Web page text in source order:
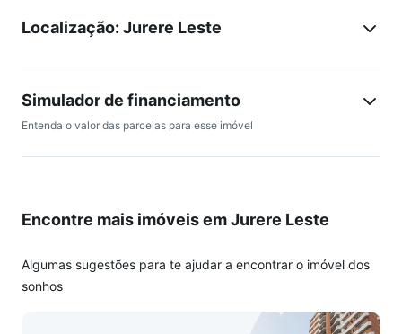
praia e próximo de mercados, padarias, e demais comércios
Condomínio conta com piscina e salão de festas no ático. Na
quadra do mar, em Jurerê"
Localização: Jurere Leste
Simulador de financiamento
Entenda o valor das parcelas para esse imóvel
Encontre mais imóveis em Jurere Leste
Algumas sugestões para te ajudar a encontrar o imóvel dos
sonhos